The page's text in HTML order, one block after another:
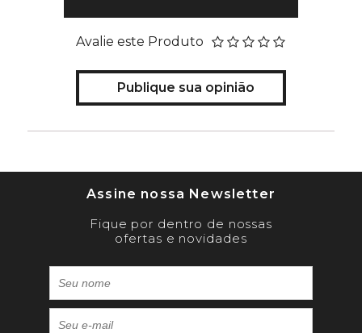
Avalie este Produto
Publique sua opinião
Assine nossa Newsletter
Fique por dentro de nossas
ofertas e novidades